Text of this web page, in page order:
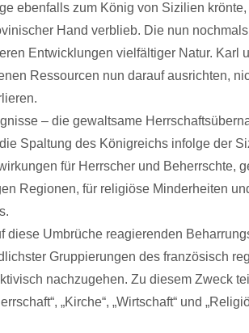
ebenfalls zum König von Sizilien
Hand verblieb. Die nun
Entwicklungen vielfältiger Natur. Karl
Ressourcen nun darauf ausrichten,
– die gewaltsame
Spaltung des Königreichs infolge der
für Herrscher und Beherrschte,
Regionen, für religiöse Minderheiten
diese Umbrüche reagierenden
Gruppierungen des französisch
nachzugehen. Zu diesem Zweck
„Kirche“, „Wirtschaft“ und